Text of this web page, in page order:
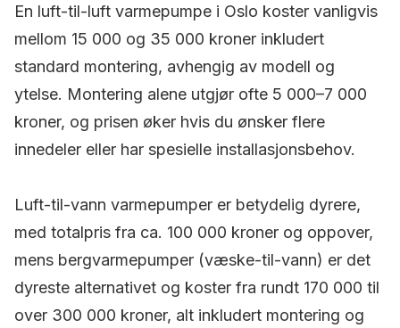
En luft-til-luft varmepumpe i Oslo koster vanligvis
mellom 15 000 og 35 000 kroner inkludert
standard montering, avhengig av modell og
ytelse. Montering alene utgjør ofte 5 000–7 000
kroner, og prisen øker hvis du ønsker flere
innedeler eller har spesielle installasjonsbehov.
Luft-til-vann varmepumper er betydelig dyrere,
med totalpris fra ca. 100 000 kroner og oppover,
mens bergvarmepumper (væske-til-vann) er det
dyreste alternativet og koster fra rundt 170 000 til
over 300 000 kroner, alt inkludert montering og